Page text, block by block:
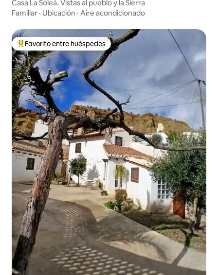
Casa La Soleá. Vistas al pueblo y la Sierra
Familiar · Ubicación · Aire acondicionado
Favorito entre huéspedes preferido
Favorito entre huéspedes